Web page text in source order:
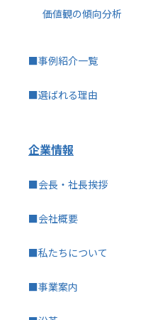
価値観の傾向分析
■事例紹介一覧
■選ばれる理由
企業情報
■会長・社長挨拶
■会社概要
■私たちについて
■事業案内